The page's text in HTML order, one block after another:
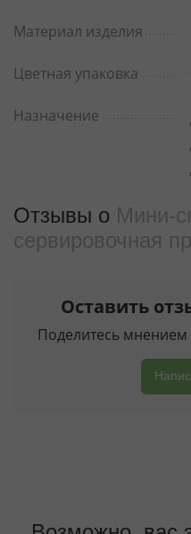
Материал изделия
Цветная упаковка
Назначение
Отзывы о Мини-
сервировочная
Оставить
Поделитесь мнением